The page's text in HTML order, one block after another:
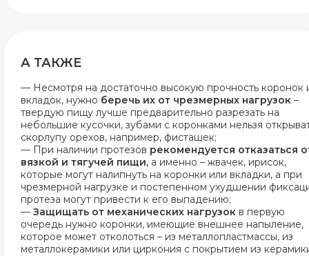
А ТАКЖЕ
— Несмотря на достаточно высокую прочность коронок
вкладок, нужно беречь их от чрезмерных нагрузок –
твердую пищу лучше предварительно разрезать на
небольшие кусочки, зубами с коронками нельзя
скорлупу орехов, например, фисташек;
— При наличии протезов рекомендуется отказаться
вязкой и тягучей пищи, а именно – жвачек, ирисок,
которые могут налипнуть на коронки или вкладки, а при
чрезмерной нагрузке и постепенном ухудшении
протеза могут привести к его выпадению;
— Защищать от механических нагрузок в первую
очередь нужно коронки, имеющие внешнее напыление,
которое может отколоться – из металлопластмассы, из
металлокерамики или циркония с покрытием из